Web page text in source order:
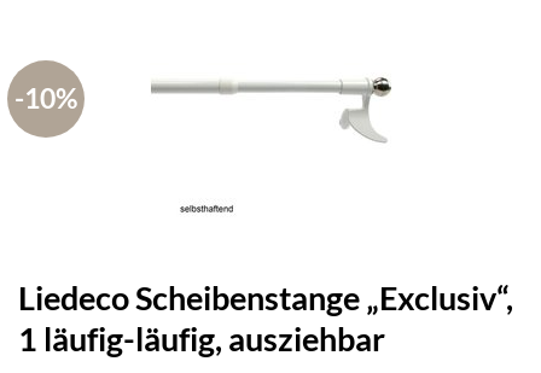
-10%
Liedeco Scheibenstange „Exclusiv“,
1 läufig-läufig, ausziehbar